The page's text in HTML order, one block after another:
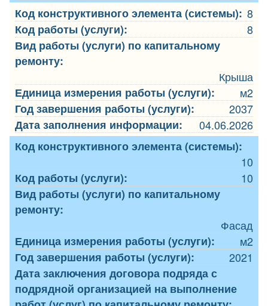
Код конструктивного элемента (системы): 8
Код работы (услуги):
8
Вид работы (услуги) по капитальному
ремонту:
Крыша
Единица измерения работы (услуги):
м2
Год завершения работы (услуги):
2037
Дата заполнения информации:
04.06.2026
Код конструктивного элемента (системы):
10
Код работы (услуги):
10
Вид работы (услуги) по капитальному
ремонту:
Фасад
Единица измерения работы (услуги):
м2
Год завершения работы (услуги):
2021
Дата заключения договора подряда с
подрядной организацией на выполнение